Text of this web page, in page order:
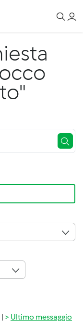
Ultimo messaggio